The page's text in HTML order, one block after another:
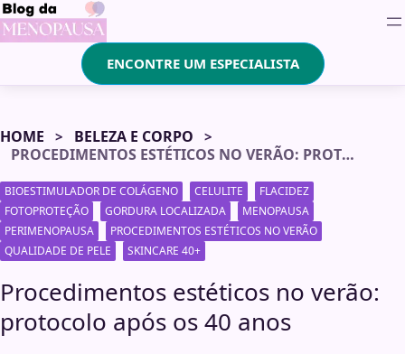
ENCONTRE UM ESPECIALISTA
HOME
BELEZA E CORPO
PROCEDIMENTOS ESTÉTICOS NO VERÃO: PROTOCOLO APÓS OS 40 ANOS
BIOESTIMULADOR DE COLÁGENO CELULITE
FLACIDEZ
FOTOPROTEÇÃO
GORDURA LOCALIZADA
MENOPAUSA
PERIMENOPAUSA
PROCEDIMENTOS ESTÉTICOS NO VERÃO
QUALIDADE DE PELE
SKINCARE 40+
Procedimentos estéticos no verão:
protocolo após os 40 anos